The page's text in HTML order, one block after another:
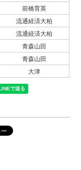
前橋育英
流通経済大柏
流通経済大柏
青森山田
青森山田
大津